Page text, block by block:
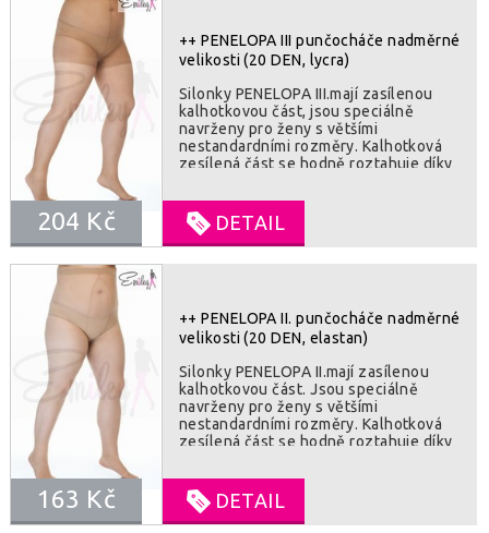
++ PENELOPA III punčocháče nadměrné
velikosti (20 DEN, lycra)
Silonky PENELOPA III.mají zasílenou
kalhotkovou část, jsou speciálně
navrženy pro ženy s většími
nestandardními rozměry. Kalhotková
zesílená část se hodně roztahuje díky
vestavěnému zadnímu klínu. Nohavice
jsou rovněž velmi flexibilní, zejména ve
stehenní části. SLOZENI : 97%
polyamide, 3% elastan
204 Kč DETAIL
++ PENELOPA II. punčocháče nadměrné
velikosti (20 DEN, elastan)
Silonky PENELOPA II.mají zasílenou
kalhotkovou část. Jsou speciálně
navrženy pro ženy s většími
nestandardními rozměry. Kalhotková
zesílená část se hodně roztahuje díky
vestavěnému dvojitému klínu. Nohavice
jsou rovněž velmi flexibilní, zejména ve
stehenní části. SLOZENI : 97%
polyamide, 3% elastan
163 Kč DETAIL